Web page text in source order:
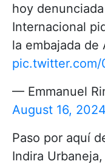
hoy
Internacional
la embajada de
pic.twitter.com/
— Emmanuel
August 16, 2024
Paso por aquí
Indira